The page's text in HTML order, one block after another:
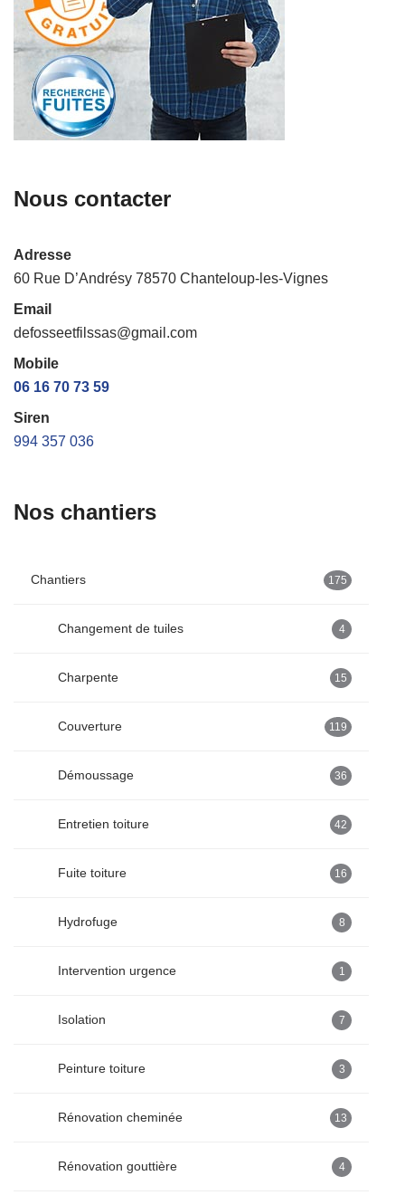
Nous contacter
Adresse
60 Rue D’Andrésy 78570 Chanteloup-les-Vignes
Email
defosseetfilssas@gmail.com
Mobile
06 16 70 73 59
Siren
994 357 036
Nos chantiers
Chantiers 175
Changement de tuiles 4
Charpente 15
Couverture 119
Démoussage 36
Entretien toiture 42
Fuite toiture 16
Hydrofuge 8
Intervention urgence 1
Isolation 7
Peinture toiture 3
Rénovation cheminée 13
Rénovation gouttière 4